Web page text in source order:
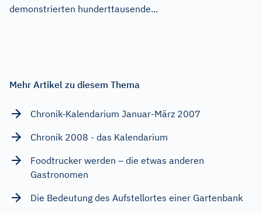
demonstrierten hunderttausende...
Mehr Artikel zu diesem Thema
Chronik-Kalendarium Januar-März 2007
Chronik 2008 - das Kalendarium
Foodtrucker werden – die etwas anderen
Gastronomen
Die Bedeutung des Aufstellortes einer Gartenbank